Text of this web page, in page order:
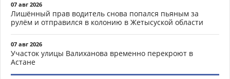
07 авг 2026
Лишённый прав водитель снова попался пьяным за
рулём и отправился в колонию в Жетысуской области
07 авг 2026
Участок улицы Валиханова временно перекроют в
Астане